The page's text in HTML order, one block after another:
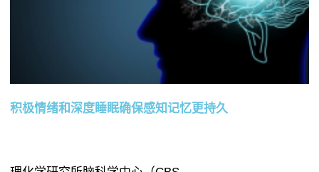
积极情绪和深度睡眠确保感知记忆更持久